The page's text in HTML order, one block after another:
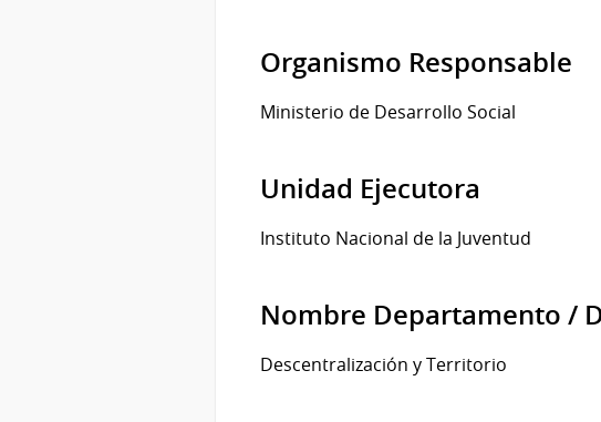
Organismo Responsable
Ministerio de Desarrollo Social
Unidad Ejecutora
Instituto Nacional de la Juventud
Nombre Departamento /
Descentralización y Territorio